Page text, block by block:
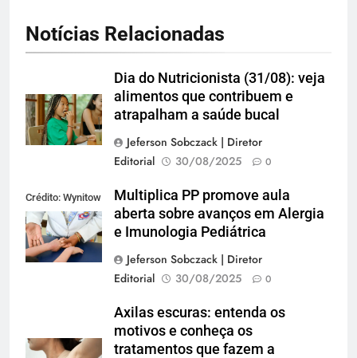
Notícias Relacionadas
Dia do Nutricionista (31/08): veja
alimentos que contribuem e
atrapalham a saúde bucal
Jeferson Sobczack | Diretor
Editorial
30/08/2025 0
Crédito: Wynitow
Butenas
Multiplica PP promove aula
aberta sobre avanços em Alergia
e Imunologia Pediátrica
Jeferson Sobczack | Diretor
Editorial
30/08/2025 0
Axilas escuras: entenda os
motivos e conheça os
tratamentos que fazem a